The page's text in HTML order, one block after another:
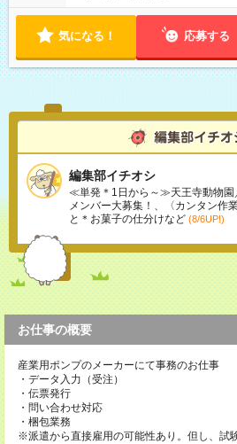
気になる！ 応募する
編集部イチオシ
≪単発＊1日から～≫天王寺動物園
メンバー大募集！、〈カンタン作
と＊お菓子の仕分けなど (8/6UP!)
お仕事の概要
産業用ポンプのメーカーにて事務のお仕事
・データ入力（受注）
・伝票発行
・問い合わせ対応
・梱包業務
※派遣から直接雇用の可能性あり。但し、試